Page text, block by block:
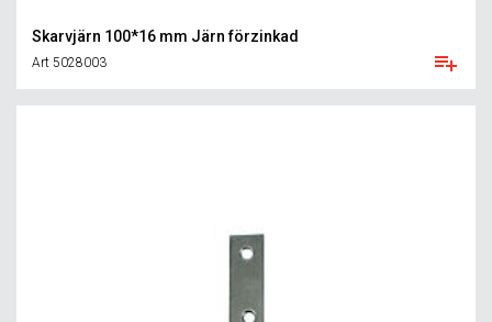
Skarvjärn 100*16 mm Järn förzinkad
Art 5028003